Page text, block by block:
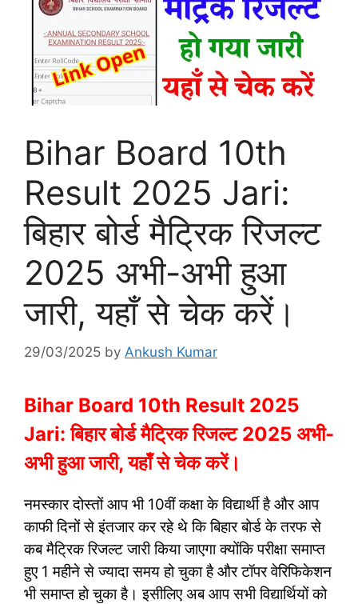
Bihar Board 10th
Result 2025 Jari:
बिहार बोर्ड मैट्रिक रिजल्ट
2025 अभी-अभी हुआ
जारी, यहाँ से चेक करें।
29/03/2025 by Ankush Kumar
Bihar Board 10th Result 2025
Jari: बिहार बोर्ड मैट्रिक रिजल्ट 2025 अभी-
अभी हुआ जारी, यहाँ से चेक करें।
नमस्कार दोस्तों आप भी 10वीं कक्षा के विद्यार्थी है और आप
काफी दिनों से इंतजार कर रहे थे कि बिहार बोर्ड के तरफ से
कब मैट्रिक रिजल्ट जारी किया जाएगा क्योंकि परीक्षा समाप्त
हुए 1 महीने से ज्यादा समय हो चुका है और टॉपर वेरिफिकेशन
भी समाप्त हो चुका है। इसीलिए अब आप सभी विद्यार्थियों को